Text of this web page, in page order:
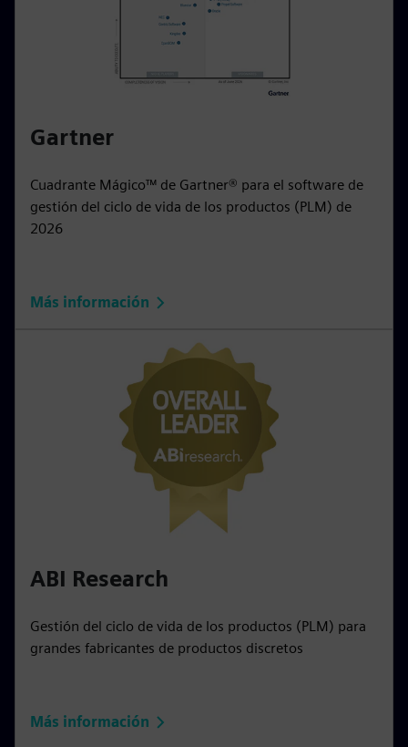
Gartner
Cuadrante Mágico™ de Gartner® para el software de
gestión del ciclo de vida de los productos (PLM) de
2026
Más información
ABI Research
Gestión del ciclo de vida de los productos (PLM) para
grandes fabricantes de productos discretos
Más información